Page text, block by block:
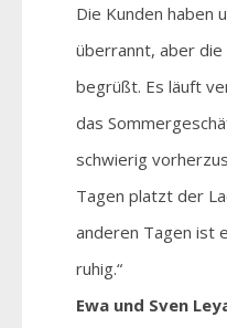
Die Kunden haben
überrannt, aber
begrüßt. Es läuft
das
schwierig
Tagen platzt der
anderen Tagen ist
ruhig.“
Ewa und Sven